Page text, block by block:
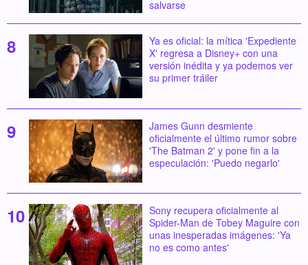
salvarse
Ya es oficial: la mítica 'Expediente
X' regresa a Disney+ con una
versión inédita y ya podemos ver
su primer tráiler
James Gunn desmiente
oficialmente el último rumor sobre
'The Batman 2' y pone fin a la
especulación: 'Puedo negarlo'
Sony recupera oficialmente al
Spider-Man de Tobey Maguire con
unas inesperadas imágenes: 'Ya
no es como antes'